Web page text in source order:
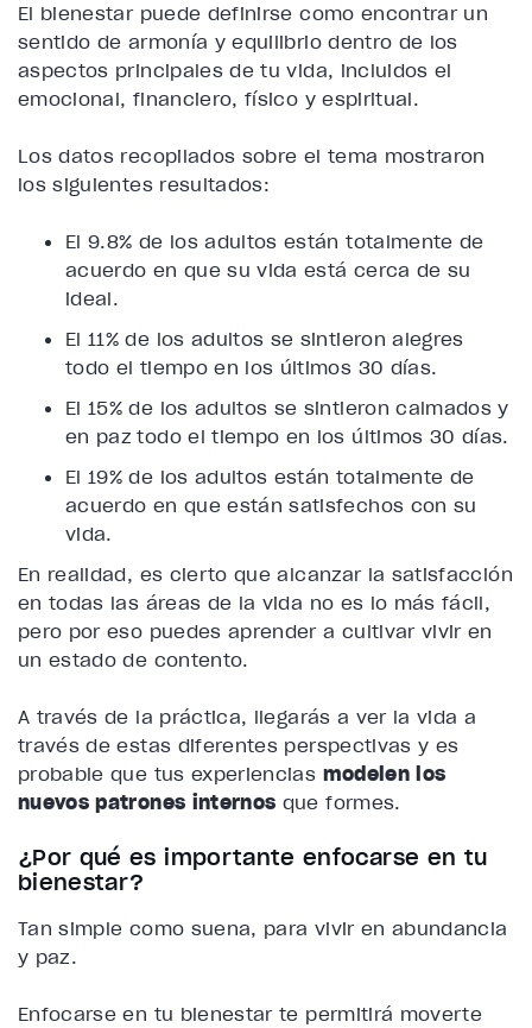
El bienestar puede definirse como encontrar un
sentido de armonía y equilibrio dentro de los
aspectos principales de tu vida, incluidos el
emocional, financiero, físico y espiritual.
Los datos recopilados sobre el tema mostraron
los siguientes resultados:
El 9.8% de los adultos están totalmente de
acuerdo en que su vida está cerca de su
ideal.
El 11% de los adultos se sintieron alegres
todo el tiempo en los últimos 30 días.
El 15% de los adultos se sintieron calmados y
en paz todo el tiempo en los últimos 30 días.
El 19% de los adultos están totalmente de
acuerdo en que están satisfechos con su
vida.
En realidad, es cierto que alcanzar la satisfacción
en todas las áreas de la vida no es lo más fácil,
pero por eso puedes aprender a cultivar vivir en
un estado de contento.
A través de la práctica, llegarás a ver la vida a
través de estas diferentes perspectivas y es
probable que tus experiencias modelen los
nuevos patrones internos que formes.
¿Por qué es importante enfocarse en tu
bienestar?
Tan simple como suena, para vivir en abundancia
y paz.
Enfocarse en tu bienestar te permitirá moverte